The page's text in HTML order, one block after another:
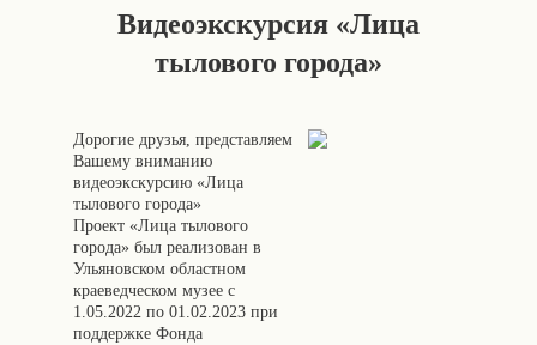
Видеоэкскурсия «Лица
тылового города»
Дорогие друзья, представляем
Вашему вниманию
видеоэкскурсию «Лица
тылового города»
Проект «Лица тылового
города» был реализован в
Ульяновском областном
краеведческом музее с
1.05.2022 по 01.02.2023 при
поддержке Фонда